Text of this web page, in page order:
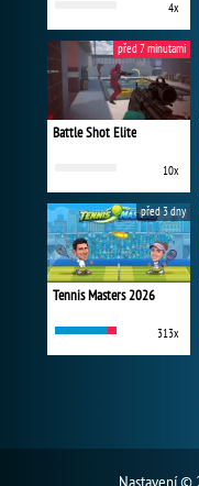
4x
Battle Shot Elite
10x
před 7 minutami
Tennis Masters 2026
313x
před 3 dny
Nastavení©